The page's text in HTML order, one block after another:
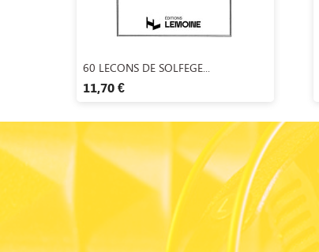
Aperçu rapide
60 LECONS DE SOLFEGE...
11,70 €